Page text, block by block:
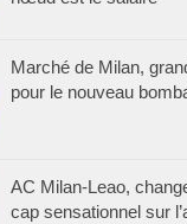
Marché de Milan,
pour le nouveau
AC Milan-Leao,
cap sensationnel sur